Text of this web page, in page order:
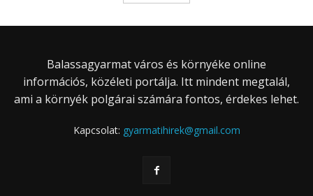
Balassagyarmat város és környéke online
információs, közéleti portálja. Itt mindent megtalál,
ami a környék polgárai számára fontos, érdekes lehet.
Kapcsolat: gyarmatihirek@gmail.com